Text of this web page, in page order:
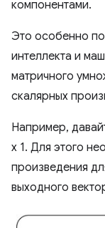
компонентами.
Это особенно
интеллекта и
матричного
скалярных
Например,
x 1. Для этого
произведения
выходного